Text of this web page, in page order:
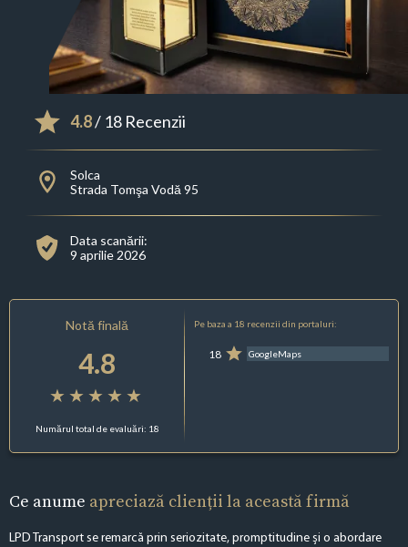
4.8/ 18 Recenzii
Solca
Strada Tomşa Vodă 95
Data scanării:
9 aprilie 2026
Notă finală
4.8
Numărul total de evaluări: 18
Pe baza a 18 recenzii din portaluri:
18 GoogleMaps
Ce anume apreciază clienții la această firmă
LPD Transport se remarcă prin seriozitate, promptitudine și o abordare